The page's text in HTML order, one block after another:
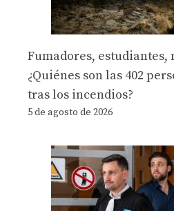
Fumadores, estudiantes,
¿Quiénes son las 402
tras los incendios?
5 de agosto de 2026